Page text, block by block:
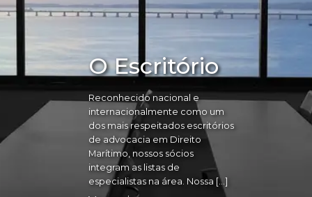
O Escritório
Reconhecido nacional e
internacionalmente como um
dos mais respeitados escritórios
de advocacia em Direito
Marítimo, nossos sócios
integram as listas de
especialistas na área. Nossa […]